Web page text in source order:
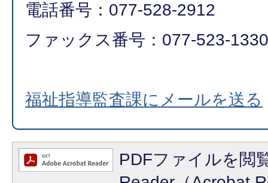
電話番号：077-528-2912
ファックス番号：077-523-1330
福祉指導監査課にメールを送る
PDFファイルを閲